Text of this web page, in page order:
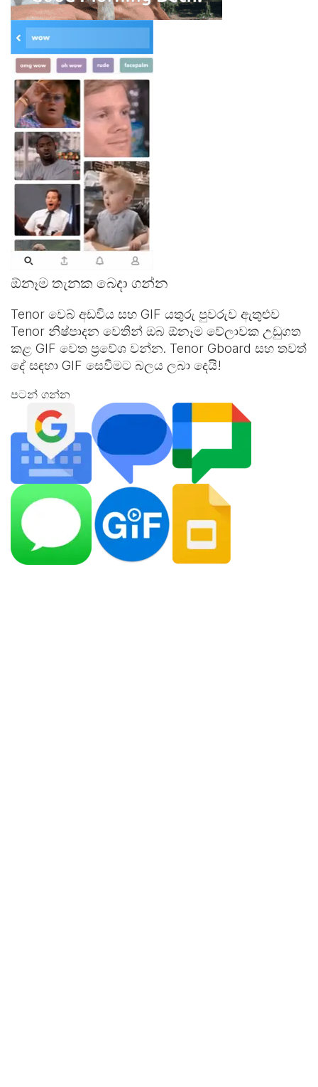
ඕනෑම තැනක බෙදා ගන්න
Tenor වෙබ් අඩවිය සහ GIF යතුරු පුවරුව ඇතුළුව
Tenor නිෂ්පාදන වෙතින් ඔබ ඕනෑම වේලාවක උඩුගත
කළ GIF වෙත ප්‍රවේශ වන්න. Tenor Gboard සහ තවත්
දේ සඳහා GIF සෙවීමට බලය ලබා දෙයි!
පටන් ගන්න